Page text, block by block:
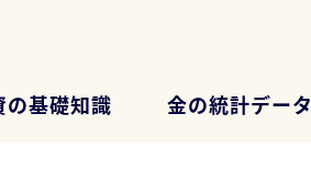
の基礎知識 金の統計データ